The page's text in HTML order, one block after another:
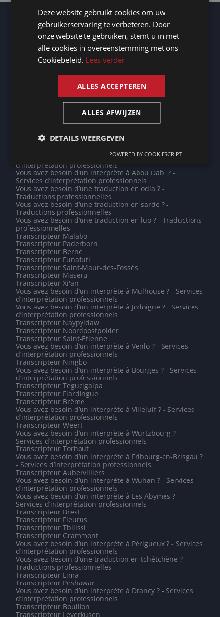
Autres lieux
Transcripteur Harderwijk
Transcripteur La Louvière
Transcripteur Ankara
espagnol ? - Traductions professionnelles
Transcripteur Chemnitz
Transcripteur Capelle aan den IJssel
Vous avez besoin d’un interprète à Mamoudzou ? -
Services d’interprétation professionnels
Transcripteur Göttingen
Vous avez besoin d’un interprète à Cahors ? - Services
d’interprétation professionnels
Vous avez besoin d’un interprète à Damme ? - Services
d’interprétation professionnels
Vous avez besoin d’un interprète à Abou Dabi ? -
Services d’interprétation professionnels
Vous avez besoin d’une traduction en odia ? -
Traductions professionnelles
Vous avez besoin d’une traduction en sarde ? -
Traductions professionnelles
Vous avez besoin d’une traduction en luo ? - Traductions
professionnelles
Transcripteur Malabo
Transcripteur Paderborn
Transcripteur Berne
Transcripteur Funafuti
Transcripteur Saint-Maur-des-Fossés
Transcripteur Maseru
Transcripteur Xi'an
Vous avez besoin d’un interprète à Mulhouse ? - Services
d’interprétation professionnels
Vous avez besoin d’un interprète à Jodoigne ? - Services
d’interprétation professionnels
Transcripteur Naypyidaw
Transcripteur Noordoostpolder
Transcripteur Saint-Étienne
Vous avez besoin d’un interprète à Venlo ? - Services
d’interprétation professionnels
Transcripteur Ningbo
Vous avez besoin d’un interprète à Bourges ? - Services
d’interprétation professionnels
Transcripteur Tegucigalpa
Transcripteur Flardingue
Transcripteur Brême
Vous avez besoin d’un interprète à Villejuif ? - Services
d’interprétation professionnels
Transcripteur Weert
Vous avez besoin d’un interprète à Wurtzbourg ? -
Services d’interprétation professionnels
Transcripteur Torhout
Vous avez besoin d’un interprète à Fribourg-en-Brisgau ?
- Services d’interprétation professionnels
Transcripteur Aubervilliers
Vous avez besoin d’un interprète à Wuhan ? - Services
d’interprétation professionnels
Vous avez besoin d’un interprète à Les Abymes ? -
Services d’interprétation professionnels
Transcripteur Brest
Transcripteur Fleurus
Transcripteur Tbilissi
Transcripteur Grammont
Vous avez besoin d’un interprète à Périgueux ? - Services
d’interprétation professionnels
Vous avez besoin d’une traduction en tchétchène ? -
Traductions professionnelles
Transcripteur Lima
Transcripteur Peshawar
Vous avez besoin d’un interprète à Drancy ? - Services
d’interprétation professionnels
Transcripteur Bouillon
Transcripteur Leverkusen
FRENCH
Deze website gebruikt cookies om uw
gebruikerservaring te verbeteren. Door
onze website te gebruiken, stemt u in met
alle cookies in overeenstemming met ons
Cookiebeleid. Lees verder
ALLES ACCEPTEREN
ALLES AFWIJZEN
DETAILS WEERGEVEN
POWERED BY COOKIESCRIPT